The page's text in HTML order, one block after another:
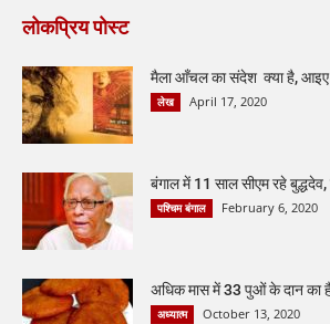
लोकप्रिय पोस्ट
मैला आँचल का संदेश क्या है, आइए
लेख April 17, 2020
बंगाल में 11 साल सीएम रहे
पश्चिम बंगाल February 6, 2020
अधिक मास में 33 पुओं के दान का
अध्यात्म October 13, 2020